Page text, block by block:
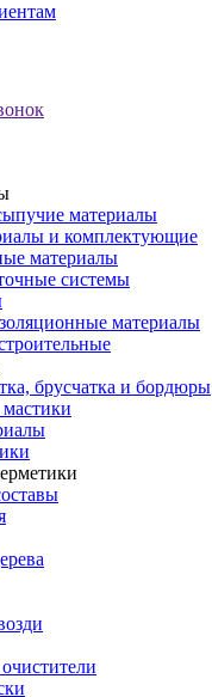
материалы
и комплектующие
материалы
системы
материалы
брусчатка и бордюры